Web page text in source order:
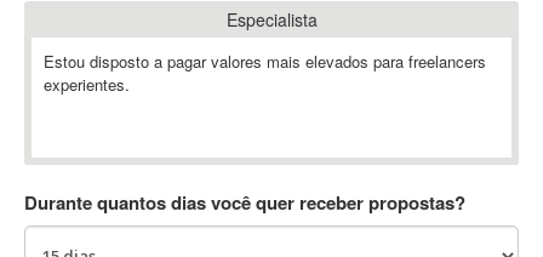
Ableton Push
Abstract
AC3
Especialista
Estou disposto a pagar valores mais elevados para freelancers
experientes.
Durante quantos dias você quer receber propostas?